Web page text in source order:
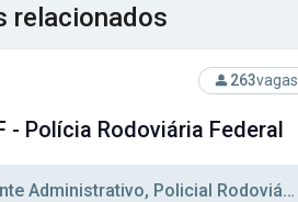
relacionados
PRF - Polícia Rodoviária Federal
263vagas
- Polícia Rodoviária Federal
Agente Administrativo, Policial Rodoviário Federal